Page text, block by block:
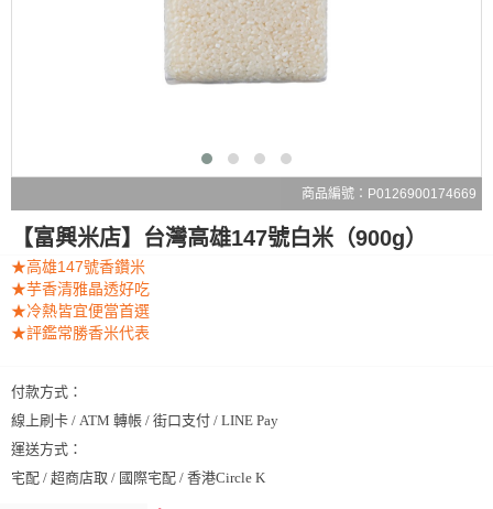
商品編號：P0126900174669
【富興米店】台灣高雄147號白米（900g）
★高雄147號香鑽米
★芋香清雅晶透好吃
★冷熱皆宜便當首選
★評鑑常勝香米代表
付款方式：
線上刷卡 / ATM 轉帳 / 街口支付 / LINE Pay
運送方式：
宅配 / 超商店取 / 國際宅配 / 香港Circle K